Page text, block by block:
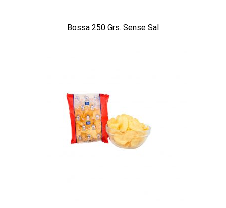
Bossa 250 Grs. Sense Sal